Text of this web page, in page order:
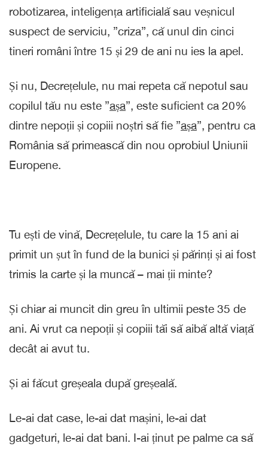
robotizarea, inteligența artificială sau veșnicul
suspect de serviciu, ”criza”, că unul din cinci
tineri români între 15 și 29 de ani nu ies la apel.
Și nu, Decrețelule, nu mai repeta că nepotul sau
copilul tău nu este ”așa”, este suficient ca 20%
dintre nepoții și copiii noștri să fie ”așa”, pentru ca
România să primească din nou oprobiul Uniunii
Europene.
Tu ești de vină, Decrețelule, tu care la 15 ani ai
primit un șut în fund de la bunici și părinți și ai fost
trimis la carte și la muncă – mai ții minte?
Și chiar ai muncit din greu în ultimii peste 35 de
ani. Ai vrut ca nepoții și copiii tăi să aibă altă viață
decât ai avut tu.
Și ai făcut greșeala după greșeală.
Le-ai dat case, le-ai dat mașini, le-ai dat
gadgeturi, le-ai dat bani. I-ai ținut pe palme ca să